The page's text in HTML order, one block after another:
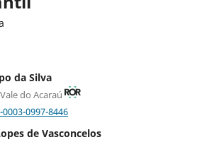
da Silva
do Acaraú
0997-8446
de Vasconcelos